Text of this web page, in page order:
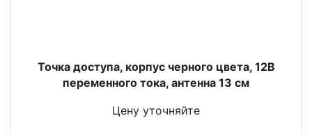
Точка доступа, корпус черного цвета, 12В
переменного тока, антенна 13 см
Цену уточняйте